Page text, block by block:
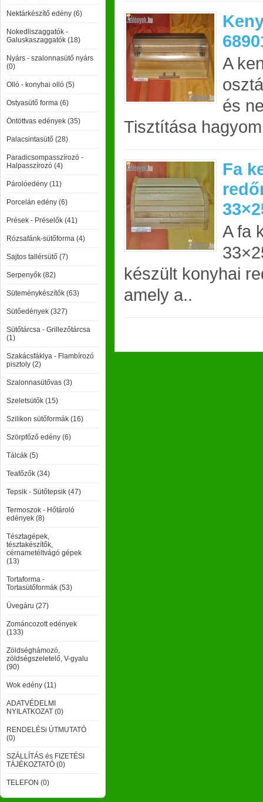
Nektárkészítő edény (6)
Nokedliszaggatók -
Galuskaszaggatók (18)
Nyárs - szalonnasütő nyárs
(0)
Olló - konyhai olló (5)
Ostyasütő forma (6)
Öntöttvas edények (35)
Palacsintasütő (28)
Paradicsompasszírozó -
Halpasszírozó (4)
Párolóedény (11)
Porcelán edény (6)
Prések - Préselők (41)
Rózsafánk-sütőforma (4)
Sajtos tallérsütő (7)
Serpenyők (82)
Süteménykészítők (63)
Sütőedények (327)
Sütőtárcsa - Grillezőtárcsa
(1)
Szakácsfáklya - Flambírozó
pisztoly (2)
Szalonnasütővas (3)
Szeletsütők (15)
Szilikon sütőformák (16)
Szörpfőző edény (6)
Tálcák (5)
Teafőzők (34)
Tepsik - Sütőtepsik (47)
Termoszok - Hőtároló
edények (8)
Tésztagépek,
tésztakészítők,
cérnametéltvágó gépek
(13)
Tortaforma -
Tortasütőformák (53)
Üvegáru (27)
Zománcozott edények
(133)
Zöldséghámozó,
zöldségszeletelő, V-gyalu
(90)
Wok edény (11)
ADATVÉDELMI
NYILATKOZAT (0)
RENDELÉSi ÚTMUTATÓ
(0)
SZÁLLÍTÁS és FIZETÉSI
TÁJÉKOZTATÓ (0)
TELEFON (0)
A
és
Tisztítása
Fa
A fa
készült konyhai
amely a..